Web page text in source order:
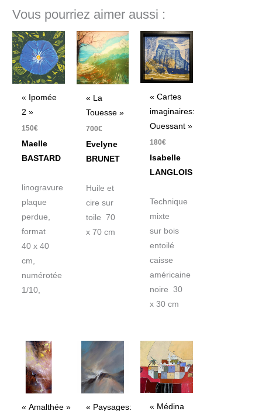
Vous pourriez aimer aussi :
« Ipomée
2 »
150€
Maelle
BASTARD
linogravure
plaque
perdue,
format
40 x 40
cm,
numérotée
1/10,
« La
Touesse »
700€
Evelyne
BRUNET
Huile et
cire sur
toile 70
x 70 cm
« Cartes
imaginaires:
Ouessant »
180€
Isabelle
LANGLOIS
Technique
mixte
sur bois
entoilé
caisse
américaine
noire 30
x 30 cm
« Amalthée »
« Paysages:
« Médina